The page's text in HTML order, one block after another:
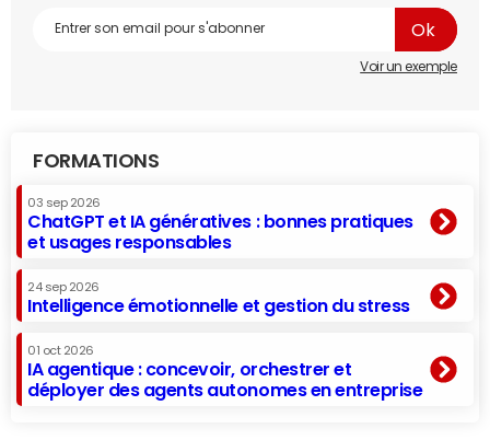
Voir un exemple
FORMATIONS
03 sep 2026
ChatGPT et IA génératives : bonnes pratiques
et usages responsables
24 sep 2026
Intelligence émotionnelle et gestion du stress
01 oct 2026
IA agentique : concevoir, orchestrer et
déployer des agents autonomes en entreprise